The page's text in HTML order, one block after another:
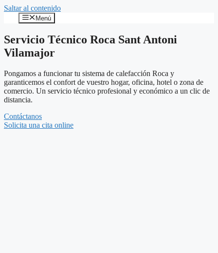
Saltar al contenido
Menú
Servicio Técnico Roca Sant Antoni
Vilamajor
Pongamos a funcionar tu sistema de calefacción Roca y
garanticemos el confort de vuestro hogar, oficina, hotel o zona de
comercio. Un servicio técnico profesional y económico a un clic de
distancia.
Contáctanos
Solicita una cita online